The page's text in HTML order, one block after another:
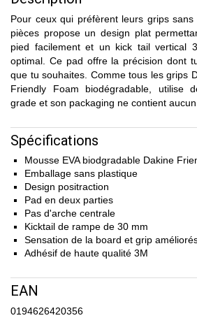
Pour ceux qui préfèrent leurs grips
pièces propose un design plat
pied facilement et un kick tail vertical
optimal. Ce pad offre la précision dont
que tu souhaites. Comme tous les grips
Friendly Foam biodégradable, utilise
grade et son packaging ne contient aucun
Spécifications
Mousse EVA biodgradable Dakine
Emballage sans plastique
Design positraction
Pad en deux parties
Pas d'arche centrale
Kicktail de rampe de 30 mm
Sensation de la board et grip
Adhésif de haute qualité 3M
EAN
0194626420356